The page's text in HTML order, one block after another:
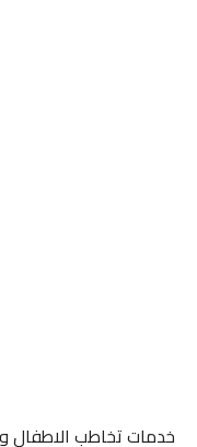
خدمات تخاطب الاطفال